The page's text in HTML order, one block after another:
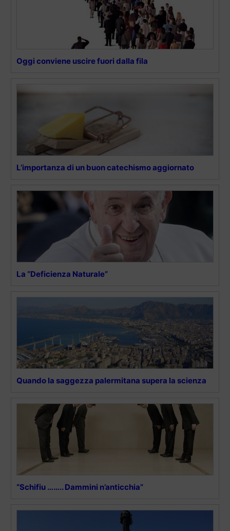
Oggi conviene uscire fuori dalla fila
L’importanza di un buon catechismo aggiornato
La “Deficienza Naturale”
Quando la saggezza palermitana supera la scienza
“Schifiu …….. Dammini n’anticchia”